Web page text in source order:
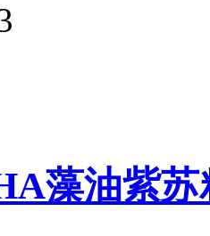
藻油紫